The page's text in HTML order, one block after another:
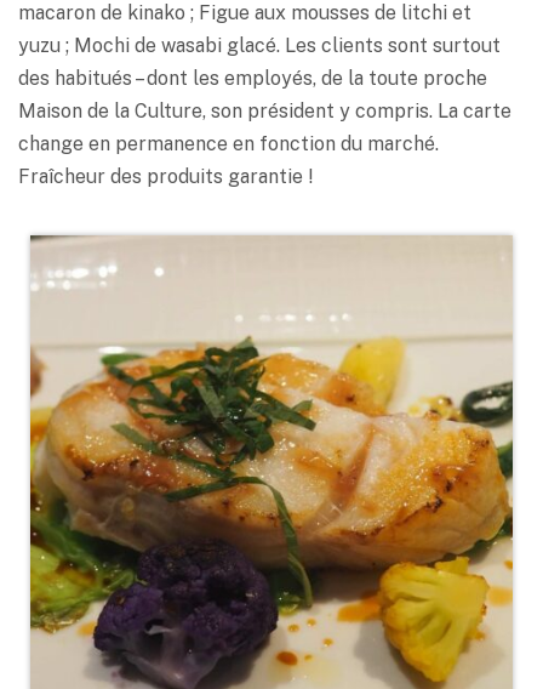
macaron de kinako ; Figue aux mousses de litchi et
yuzu ; Mochi de wasabi glacé. Les clients sont surtout
des habitués – dont les employés, de la toute proche
Maison de la Culture, son président y compris. La carte
change en permanence en fonction du marché.
Fraîcheur des produits garantie !